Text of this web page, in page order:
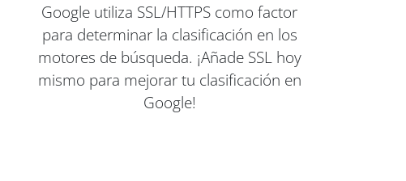
Google utiliza SSL/HTTPS como factor
para determinar la clasificación en los
motores de búsqueda. ¡Añade SSL hoy
mismo para mejorar tu clasificación en
Google!